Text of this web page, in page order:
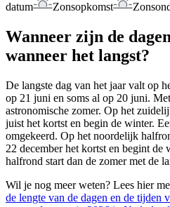
datum Zonsopkomst
Wanneer zijn de
wanneer het langst?
De langste dag van het jaar valt op
op 21 juni en soms al op 20 juni.
astronomische zomer. Op het
juist het kortst en begin de winter.
omgekeerd. Op het noordelijk
22 december het kortst en begint
halfrond start dan de zomer met de
Wil je nog meer weten? Lees hier
de lengte van de dagen en de tijden